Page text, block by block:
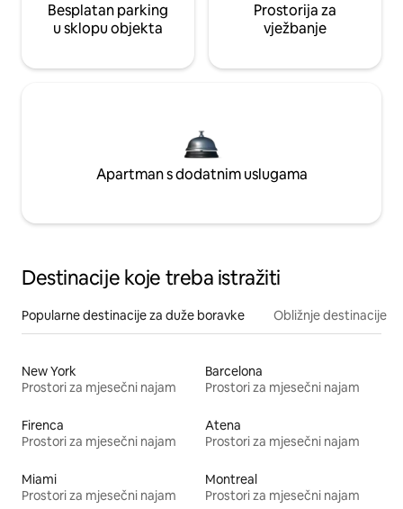
Besplatan parking
u sklopu objekta
Prostorija za
vježbanje
Apartman s dodatnim uslugama
Destinacije koje treba istražiti
Popularne destinacije za duže boravke Obližnje destinacije
New York
Prostori za mjesečni najam
Barcelona
Prostori za mjesečni najam
Firenca
Prostori za mjesečni najam
Atena
Prostori za mjesečni najam
Miami
Prostori za mjesečni najam
Montreal
Prostori za mjesečni najam